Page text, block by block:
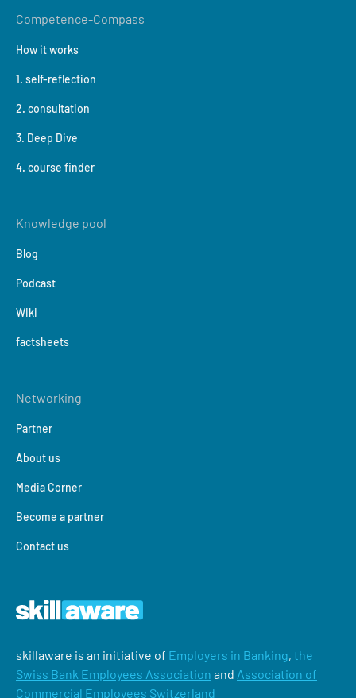
Competence-Compass
How it works
1. self-reflection
2. consultation
3. Deep Dive
4. course finder
Knowledge pool
Blog
Podcast
Wiki
factsheets
Networking
Partner
About us
Media Corner
Become a partner
Contact us
skillaware is an initiative of Employers in Banking, the
Swiss Bank Employees Association and Association of
Commercial Employees Switzerland